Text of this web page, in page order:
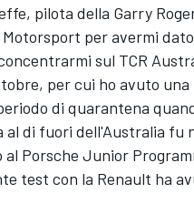
pilota della Garry
per avermi
sul TCR
per cui ho avuto
di quarantena
al di fuori dell'Australia fu
Porsche Junior
test con la Renault ha